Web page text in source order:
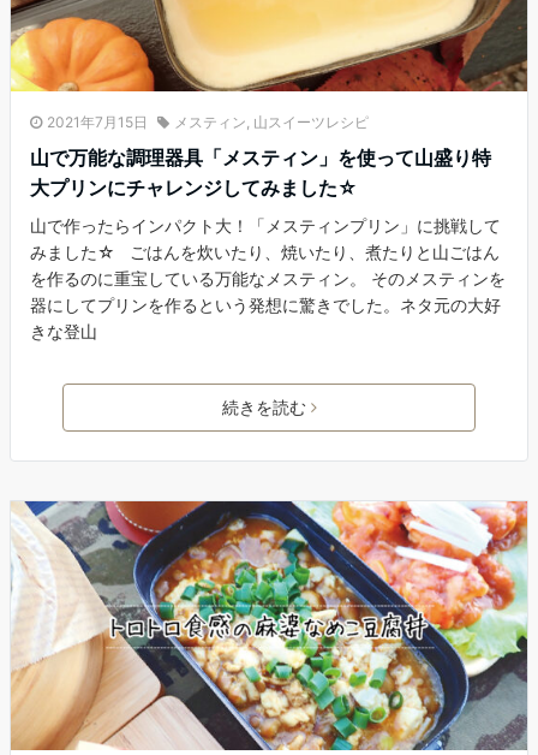
2021年7月15日 メスティン 山スイーツレシピ
山で万能な調理器具「メスティン」を使って山盛り特
大プリンにチャレンジしてみました☆
山で作ったらインパクト大！「メスティンプリン」に挑戦して
みました☆ ごはんを炊いたり、焼いたり、煮たりと山ごはん
を作るのに重宝している万能なメスティン。 そのメスティンを
器にしてプリンを作るという発想に驚きでした。ネタ元の大好
きな登山
続きを読む